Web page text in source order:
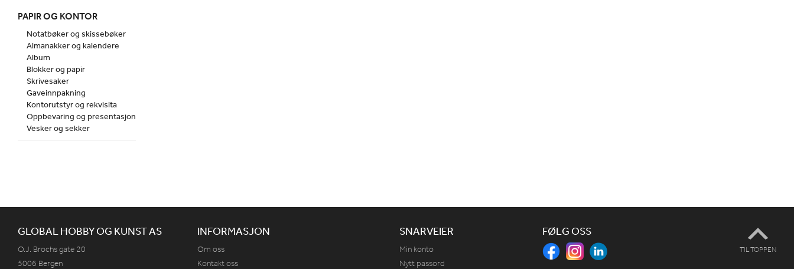
PAPIR OG KONTOR
Notatbøker og skissebøker
Almanakker og kalendere
Album
Blokker og papir
Skrivesaker
Gaveinnpakning
Kontorutstyr og rekvisita
Oppbevaring og presentasjon
Vesker og sekker
GLOBAL HOBBY OG KUNST AS
O.J. Brochs gate 20
5006 Bergen
INFORMASJON
Om oss
Kontakt oss
SNARVEIER
Min konto
Nytt passord
FØLG OSS
TIL TOPPEN